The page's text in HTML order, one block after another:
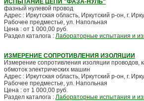
ИСПЫТАНИЕ ЦЕПИ "ФАЗА-НУЛЬ"
фазный нулевой провод
Адрес : Иркутская область, Иркутский р-он, г.
Рабочее предместье, ул. Напольная
Цена : от 1 000,00 руб.
Раздел каталога : Лабораторные испытания и
ИЗМЕРЕНИЕ СОПРОТИВЛЕНИЯ ИЗОЛЯЦИИ
Измерение сопротивления изоляции проводов,
обмоток электрических машин
Адрес : Иркутская область, Иркутский р-он, г.
Рабочее предместье, ул. Напольная
Цена : от 1 000,00 руб.
Раздел каталога : Лабораторные испытания и